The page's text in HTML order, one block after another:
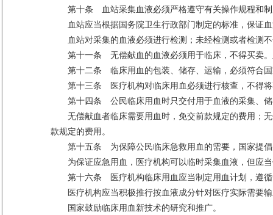
第十条 血站采集血液必须严格遵守有关操作规程和
血站应当根据国务院卫生行政部门制定的标准，保证
血站对采集的血液必须进行检测；未经检测或者检测
第十一条 无偿献血的血液必须用于临床，不得买卖
第十二条 临床用血的包装、储存、运输，必须符合
第十三条 医疗机构对临床用血必须进行核查，不得
第十四条 公民临床用血时只交付用于血液的采集、
无偿献血者临床需要用血时，免交前款规定的费用；
款规定的费用。
第十五条 为保障公民临床急救用血的需要，国家提
为保证应急用血，医疗机构可以临时采集血液，但应
第十六条 医疗机构临床用血应当制定用血计划，遵
医疗机构应当积极推行按血液成分针对医疗实际需要
国家鼓励临床用血新技术的研究和推广。